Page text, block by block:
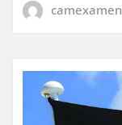
camexamen